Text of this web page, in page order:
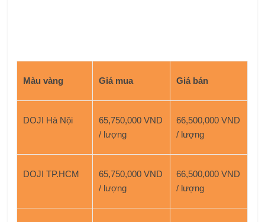
Màu vàng Giá mua Giá bán
DOJI Hà Nội
65,750,000 VND
/ lượng
66,500,000 VND
/ lượng
DOJI TP.HCM
65,750,000 VND
/ lượng
66,500,000 VND
/ lượng